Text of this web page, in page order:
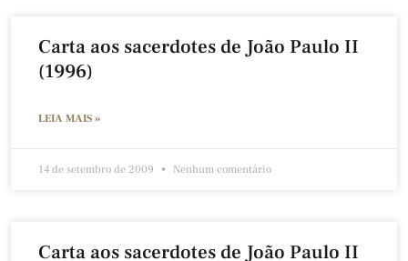
Carta aos sacerdotes de João Paulo II
(1996)
LEIA MAIS »
14 de setembro de 2009 Nenhum comentário
Carta aos sacerdotes de João Paulo II